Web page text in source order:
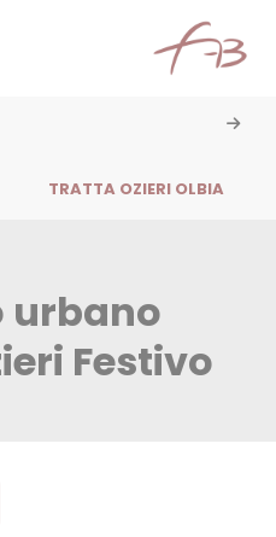
TRATTA OZIERI OLBIA
urbano
Festivo